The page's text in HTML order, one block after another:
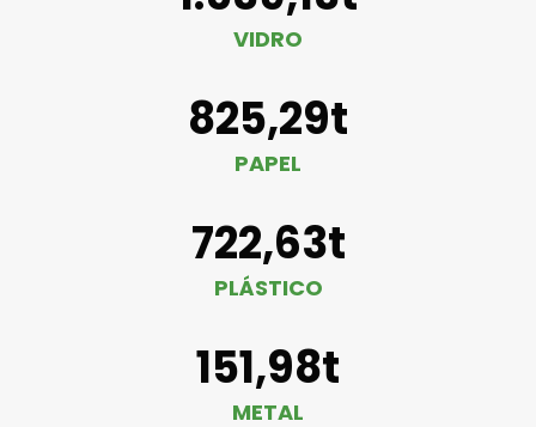
VIDRO
825,29t
PAPEL
722,63t
PLÁSTICO
151,98t
METAL